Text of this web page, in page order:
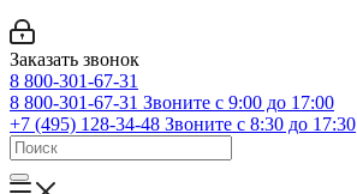
Заказать звонок
8 800-301-67-31
8 800-301-67-31 Звоните с 9:00 до 17:00
+7 (495) 128-34-48 Звоните с 8:30 до 17:30